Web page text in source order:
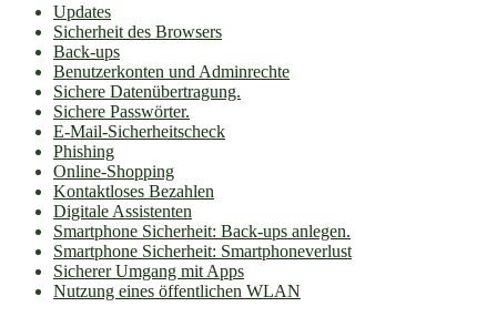
Updates
Sicherheit des Browsers
Back-ups
Benutzerkonten und Adminrechte
Sichere Datenübertragung.
Sichere Passwörter.
E-Mail-Sicherheitscheck
Phishing
Online-Shopping
Kontaktloses Bezahlen
Digitale Assistenten
Smartphone Sicherheit: Back-ups anlegen.
Smartphone Sicherheit: Smartphoneverlust
Sicherer Umgang mit Apps
Nutzung eines öffentlichen WLAN